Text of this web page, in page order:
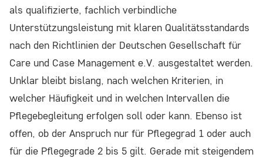
als qualifizierte, fachlich verbindliche
Unterstützungsleistung mit klaren Qualitätsstandards
nach den Richtlinien der Deutschen Gesellschaft für
Care und Case Management e.V. ausgestaltet werden.
Unklar bleibt bislang, nach welchen Kriterien, in
welcher Häufigkeit und in welchen Intervallen die
Pflegebegleitung erfolgen soll oder kann. Ebenso ist
offen, ob der Anspruch nur für Pflegegrad 1 oder auch
für die Pflegegrade 2 bis 5 gilt. Gerade mit steigendem